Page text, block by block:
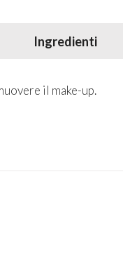
Ingredienti
il make-up.